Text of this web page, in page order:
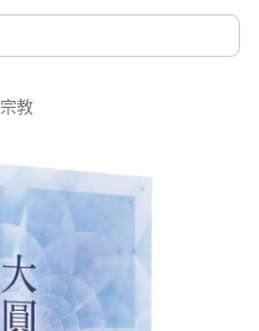
宗教